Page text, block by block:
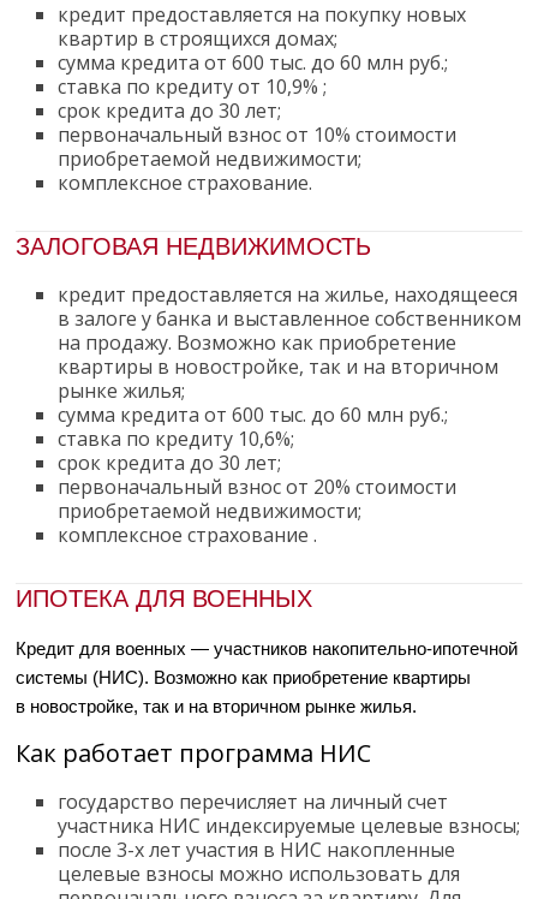
кредит предоставляется на покупку новых
квартир в строящихся домах;
сумма кредита от 600 тыс. до 60 млн руб.;
ставка по кредитуот 10,9% ;
срок кредита до 30 лет;
первоначальный взнос от 10% стоимости
приобретаемой недвижимости;
комплексное страхование.
ЗАЛОГОВАЯ НЕДВИЖИМОСТЬ
кредит предоставляется на жилье, находящееся
в залоге у банка и выставленное собственником
на продажу. Возможно как приобретение
квартиры в новостройке, так и на вторичном
рынке жилья;
сумма кредита от 600 тыс. до 60 млн руб.;
ставка по кредиту 10,6%;
срок кредита до 30 лет;
первоначальный взнос от 20% стоимости
приобретаемой недвижимости;
комплексное страхование .
ИПОТЕКА ДЛЯ ВОЕННЫХ
Кредит для военных — участников накопительно-ипотечной
системы (НИС). Возможно как приобретение квартиры
в новостройке, так и на вторичном рынке жилья.
Как работает программа НИС
государство перечисляет на личный счет
участника НИС индексируемые целевые взносы;
после 3-х лет участия в НИС накопленные
целевые взносы можно использовать для